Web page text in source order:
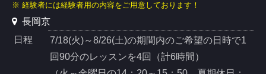
※ 経験者には経験者用の内容をご用意しております！
長岡京
日程
7/18(火)～8/26(土)の期間内のご希望の日時で1
回90分のレッスンを4回（計6時間）